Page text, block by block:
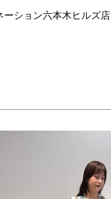
ーション六本木ヒルズ店